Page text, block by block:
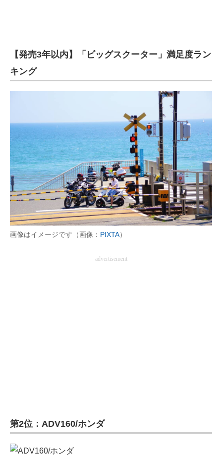
【発売3年以内】「ビッグスクーター」満足度ラン
キング
画像はイメージです（画像： PIXTA）
advertisement
第2位：ADV160/ホンダ